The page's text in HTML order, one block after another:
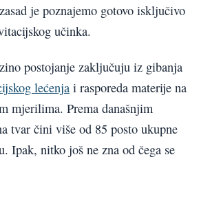
je poznajemo gotovo isključivo
učinka.
postojanje zaključuju iz gibanja
lećenja i rasporeda materije na
mjerilima. Prema današnjim
tvar čini više od 85 posto ukupne
Ipak, nitko još ne zna od čega se